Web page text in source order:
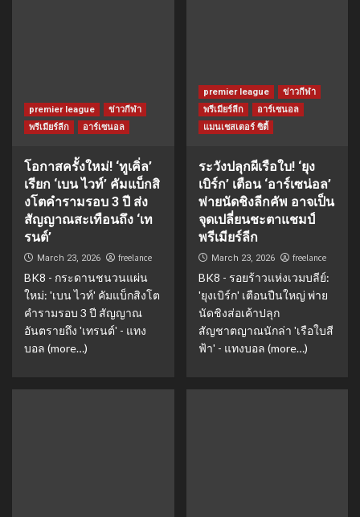
premier league
ข่าวกีฬา
พรีเมียร์ลีก
อาร์เซนอล
โอกาสครั้งใหม่! ‘ทูเคิ่ล’
เรียก ‘เบน ไวท์’ คัมแบ็กสิ
งโตคำรามรอบ 3 ปี ส่ง
สัญญาณสะเทือนถึง ‘เท
รนต์’
March 23, 2026 freelance
BK8 - กระดานชนวนแผ่น
ใหม่: 'เบน ไวท์' คัมแบ็กสิงโต
คำรามรอบ 3 ปี สัญญาณ
อันตรายถึง 'เทรนต์' - แทง
บอล (more…)
premier league
ข่าวกีฬา
พรีเมียร์ลีก
อาร์เซนอล
แมนเชสเตอร์ ซิตี้
ระวังปลุกผีเรือใบ! ‘ยุง
เบิร์ก’ เตือน ‘อาร์เซน่อล’
พ่ายนัดชิงลีกคัพ อาจเป็น
จุดเปลี่ยนชะตาแชมป์
พรีเมียร์ลีก
March 23, 2026 freelance
BK8 - รอยร้าวแห่งเวมบลีย์:
'ยุงเบิร์ก' เตือนปืนใหญ่ พ่าย
นัดชิงส่อเค้าปลุก
สัญชาตญาณนักล่า 'เรือใบสี
ฟ้า' - แทงบอล (more…)